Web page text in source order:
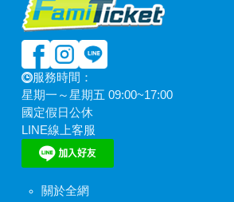
服務時間：
星期一～星期五 09:00~17:00
國定假日公休
LINE線上客服
關於全網